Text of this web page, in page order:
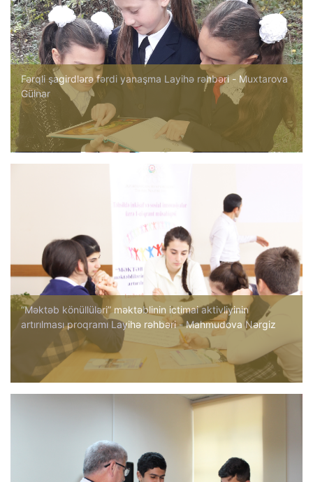
Fərqli şagirdlərə fərdi yanaşma Layihə rəhbəri - Muxtarova
Gülnar
“Məktəb könüllüləri” məktəblinin ictimai aktivliyinin
artırılması proqramı Layihə rəhbəri - Mahmudova Nərgiz